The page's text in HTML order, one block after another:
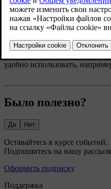
В солнцезащитном козырьке
поднимается крышка,
удобно использовать,
Было полезно?
Да Нет